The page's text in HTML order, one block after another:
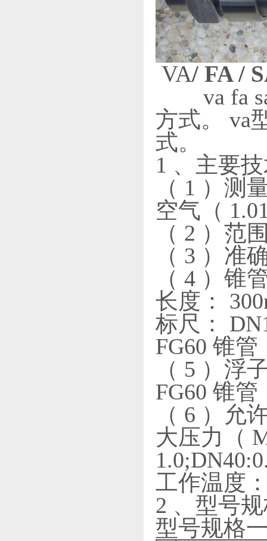
VA/ FA /
va fa sa
方式。 va
式。
1 、主要
（ 1 ）测
空气（
（ 2 ）范
（ 3 ）准
（ 4 ）锥
长度：
标尺：
FG60 锥
（ 5 ）浮
FG60 锥
（ 6 ）允
大压力（
工作温度
2 、型号
型号规格